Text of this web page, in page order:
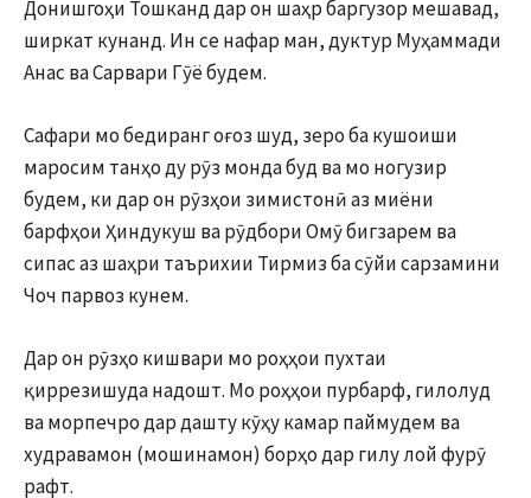
Донишгоҳи Тошканд дар он шаҳр баргузор мешавад,
ширкат кунанд. Ин се нафар ман, дуктур Муҳаммади
Анас ва Сарвари Гӯё будем.
Сафари мо бедиранг оғоз шуд, зеро ба кушоиши
маросим танҳо ду рӯз монда буд ва мо ногузир
будем, ки дар он рӯзҳои зимистонӣ аз миёни
барфҳои Ҳиндукуш ва рӯдбори Омӯ бигзарем ва
сипас аз шаҳри таърихии Тирмиз ба сӯйи сарзамини
Чоч парвоз кунем.
Дар он рӯзҳо кишвари мо роҳҳои пухтаи
қиррезишуда надошт. Мо роҳҳои пурбарф, гилолуд
ва морпечро дар дашту кӯҳу камар паймудем ва
худравамон (мошинамон) борҳо дар гилу лой фурӯ
рафт.